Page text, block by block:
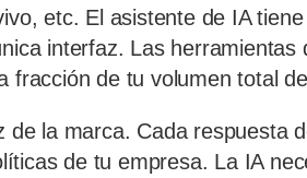
etc. El asistente de IA
interfaz. Las herramientas
fracción de tu volumen total
de la marca. Cada respuesta
de tu empresa. La IA